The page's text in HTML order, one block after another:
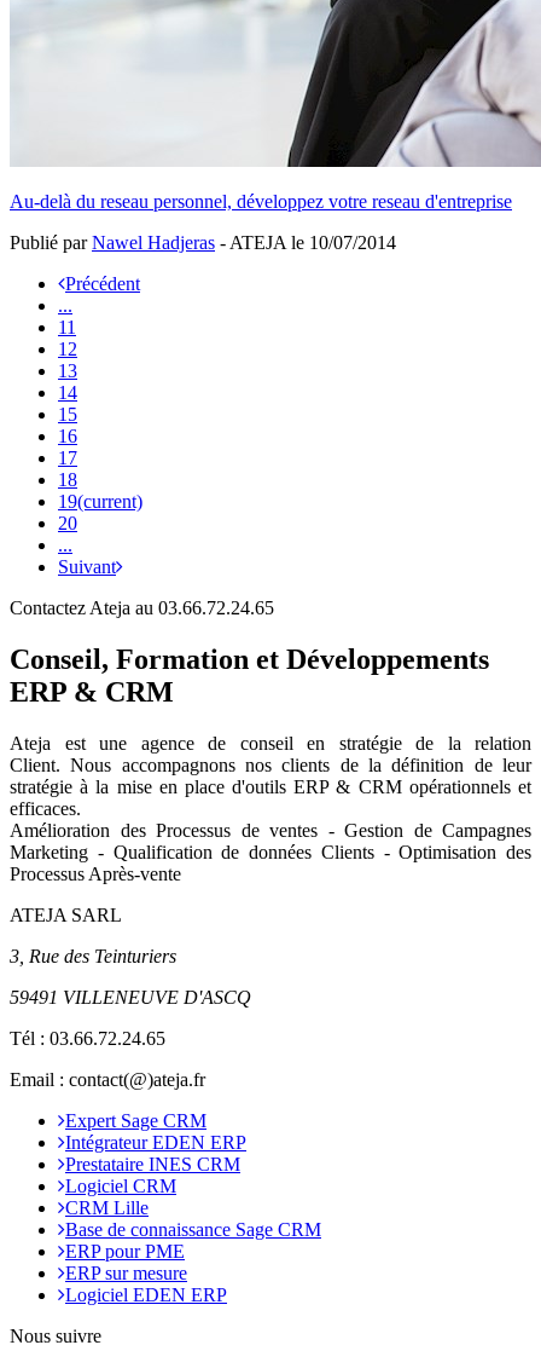
Au-delà du reseau personnel, développez votre reseau d'entreprise
Publié parNawel Hadjeras - ATEJA le 10/07/2014
Précédent
...
11
12
13
14
15
16
17
18
19(current)
20
...
Suivant
Contactez Ateja au 03.66.72.24.65
Conseil, Formation et Développements
ERP & CRM
Ateja est une agence de conseil en stratégie de la relation
Client.Nous accompagnons nos clients de la définition de leur
stratégie à la mise en place d'outils ERP & CRM opérationnels et
efficaces.
Amélioration des Processus de ventes - Gestion de Campagnes
Marketing - Qualification de données Clients - Optimisation des
Processus Après-vente
ATEJA SARL
3, Rue des Teinturiers
59491 VILLENEUVE D'ASCQ
Tél : 03.66.72.24.65
Email : contact(@)ateja.fr
Expert Sage CRM
Intégrateur EDEN ERP
Prestataire INES CRM
Logiciel CRM
CRM Lille
Base de connaissance Sage CRM
ERP pour PME
ERP sur mesure
Logiciel EDEN ERP
Nous suivre